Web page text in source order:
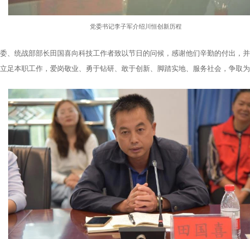
党委书记李子军介绍川恒创新历程
、统战部部长田国喜向科技工作者致以节日的问候，感谢他们辛勤的付出，
足本职工作，爱岗敬业、勇于钻研、敢于创新、脚踏实地、服务社会，争取